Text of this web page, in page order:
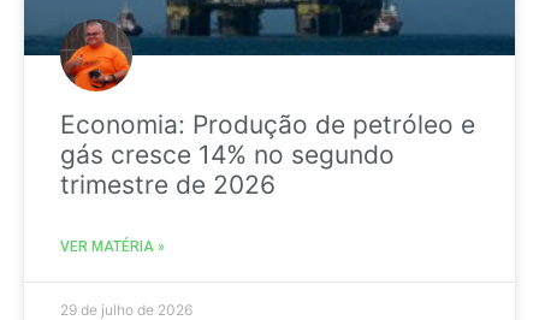
Economia: Produção de petróleo e
gás cresce 14% no segundo
trimestre de 2026
VER MATÉRIA »
29 de julho de 2026